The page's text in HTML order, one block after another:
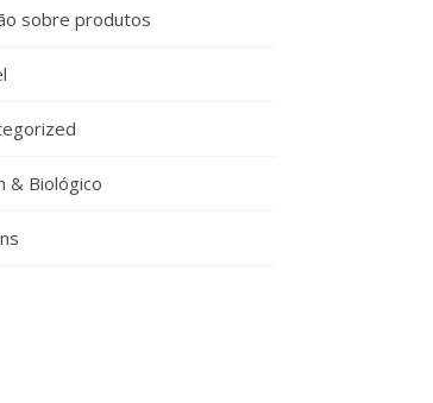
sobre produtos
& Biológico